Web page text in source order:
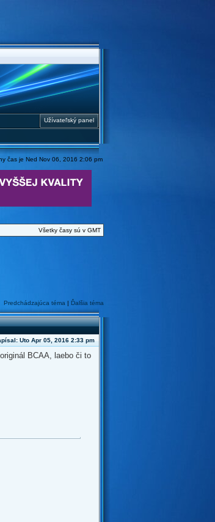
Užívateľský panel
čas je Ned Nov 06, 2016 2:06 pm
Všetky časy sú v GMT
Predchádzajúca téma | Ďalšia téma
Uto Apr 05, 2016 2:33 pm
BCAA, laebo či to